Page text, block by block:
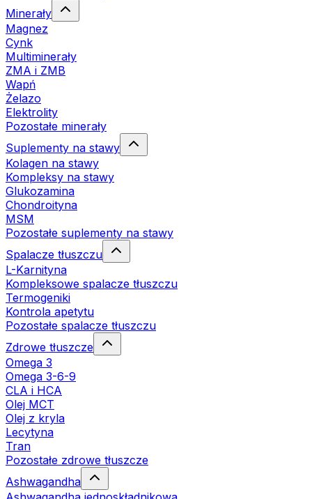
Minerały
Magnez
Cynk
Multiminerały
ZMA i ZMB
Wapń
Żelazo
Elektrolity
Pozostałe minerały
Suplementy na stawy
Kolagen na stawy
Kompleksy na stawy
Glukozamina
Chondroityna
MSM
Pozostałe suplementy na stawy
Spalacze tłuszczu
L-Karnityna
Kompleksowe spalacze tłuszczu
Termogeniki
Kontrola apetytu
Pozostałe spalacze tłuszczu
Zdrowe tłuszcze
Omega 3
Omega 3-6-9
CLA i HCA
Olej MCT
Olej z kryla
Lecytyna
Tran
Pozostałe zdrowe tłuszcze
Ashwagandha